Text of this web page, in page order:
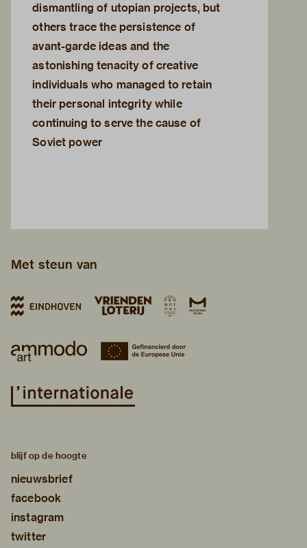
dismantling of utopian projects, but
others trace the persistence of
avant-garde ideas and the
astonishing tenacity of creative
individuals who managed to retain
their personal integrity while
continuing to serve the cause of
Soviet power
Met steun van
blijf op de hoogte
nieuwsbrief
facebook
instagram
twitter